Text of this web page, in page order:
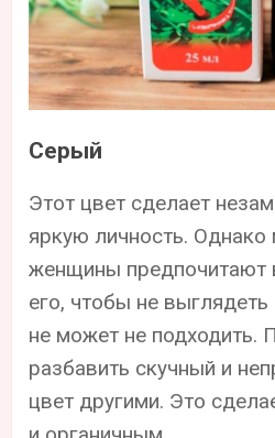
Серый
Этот цвет сделает
яркую личность.
женщины предпочитают
его, чтобы не
не может не подходить.
разбавить скучный и
цвет другими. Это